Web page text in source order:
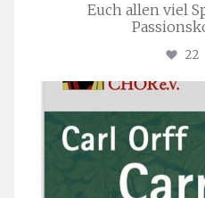
Euch allen viel
22